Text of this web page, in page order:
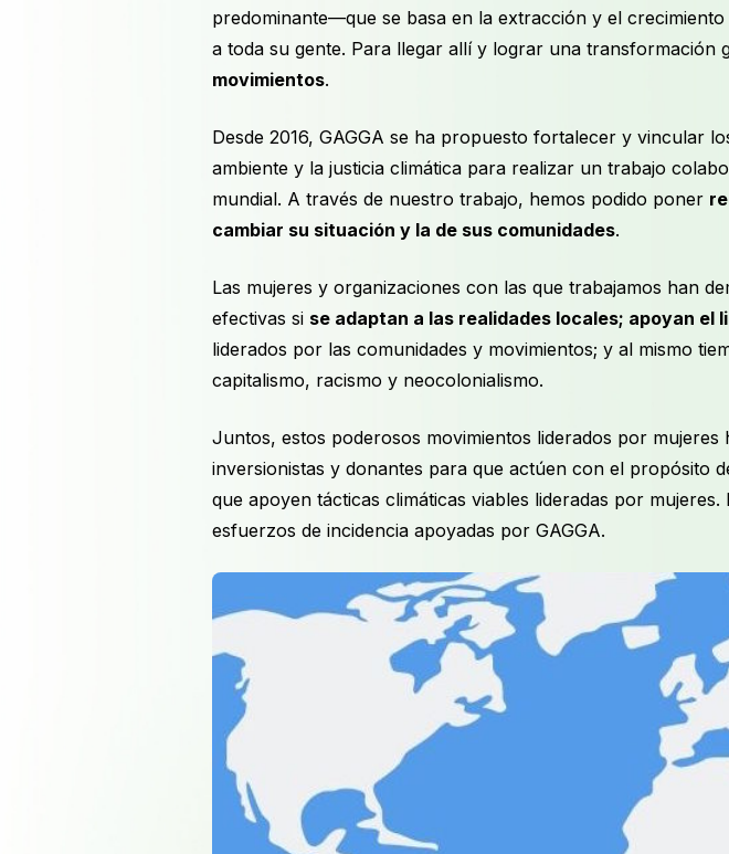
predominante—que se basa en la extracción y el
a toda su gente. Para llegar allí y lograr una transformación
movimientos.
Desde 2016, GAGGA se ha propuesto fortalecer y vincular
ambiente y la justicia climática para realizar un trabajo
mundial. A través de nuestro trabajo, hemos podido poner
cambiar su situación y la de sus comunidades.
Las mujeres y organizaciones con las que trabajamos han
efectivas si se adaptan a las realidades locales; apoyan el
liderados por las comunidades y movimientos; y al mismo
capitalismo, racismo y neocolonialismo.
Juntos, estos poderosos movimientos liderados por
inversionistas y donantes para que actúen con el propósito
que apoyen tácticas climáticas viables lideradas por
esfuerzos de incidencia apoyadas por GAGGA.